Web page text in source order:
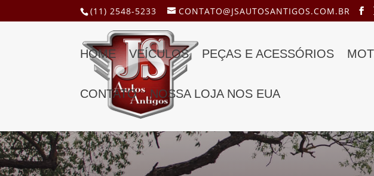
(11) 2548-5233 CONTATO@JSAUTOSANTIGOS.COM.BR
HOME VEÍCULOS PEÇAS E ACESSÓRIOS
CONTATO NOSSA LOJA NOS EUA